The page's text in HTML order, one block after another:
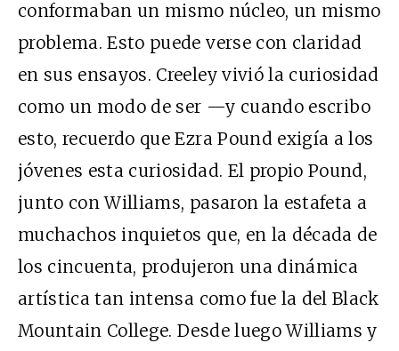
conformaban un mismo núcleo, un mismo
problema. Esto puede verse con claridad
en sus ensayos. Creeley vivió la curiosidad
como un modo de ser —y cuando escribo
esto, recuerdo que Ezra Pound exigía a los
jóvenes esta curiosidad. El propio Pound,
junto con Williams, pasaron la estafeta a
muchachos inquietos que, en la década de
los cincuenta, produjeron una dinámica
artística tan intensa como fue la del Black
Mountain College. Desde luego Williams y